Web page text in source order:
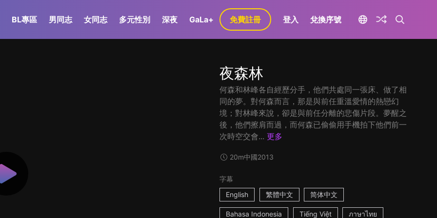
BL專區 男同志 女同志 多元性別 深夜 GaLa+ 免費註冊 登入 兌換序號
夜森林
何森和林峰各自經歷分手，他們共處同一張床、做了相
同的夢。對何森而言，那是與前任重溫愛情的熱戀幻
境；對林峰來說，卻是與前任分離的悲傷片段。夢醒之
後，他們擦肩而過，而何森已偷偷用手機拍下他們前一
次時空交會... 更多
20m中國2013
字幕
English
繁體中文 简体中文
Bahasa Indonesia Tiếng Việt ภาษาไทย